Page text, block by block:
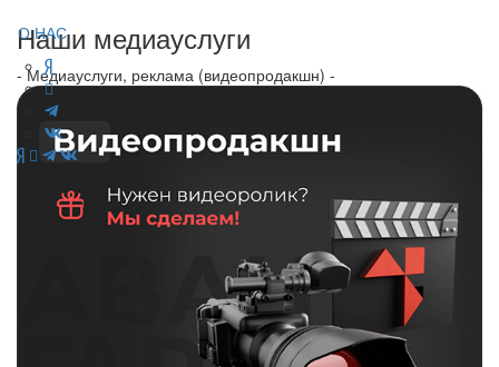
О НАС
Наши медиауслуги
- Медиауслуги, реклама (видеопродакшн) -